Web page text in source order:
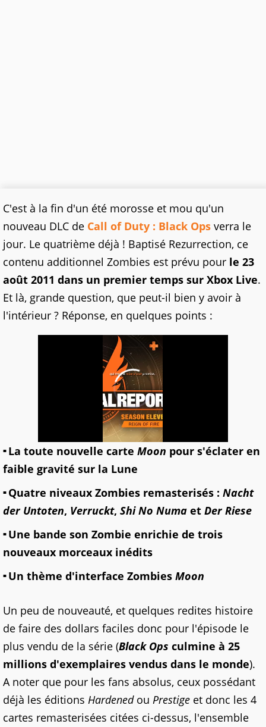
C'est à la fin d'un été morosse et mou qu'un
nouveau DLC de Call of Duty : Black Ops verra le
jour. Le quatrième déjà ! Baptisé Rezurrection, ce
contenu additionnel Zombies est prévu pour le 23
août 2011 dans un premier temps sur Xbox Live.
Et là, grande question, que peut-il bien y avoir à
l'intérieur ? Réponse, en quelques points :
La toute nouvelle carte Moon pour s'éclater en
faible gravité sur la Lune
Quatre niveaux Zombies remasterisés : Nacht
der Untoten, Verruckt, Shi No Numa et Der Riese
Une bande son Zombie enrichie de trois
nouveaux morceaux inédits
Un thème d'interface Zombies Moon
Un peu de nouveauté, et quelques redites histoire
de faire des dollars faciles donc pour l'épisode le
plus vendu de la série (Black Ops culmine à 25
millions d'exemplaires vendus dans le monde).
A noter que pour les fans absolus, ceux possédant
déjà les éditions Hardened ou Prestige et donc les 4
cartes remasterisées citées ci-dessus, l'ensemble